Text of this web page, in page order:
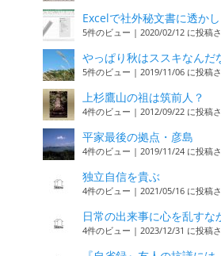
Excelで社外秘文書に透か
5件のビュー | 2020/02/12 に投稿
やっぱり秋はススキなんだ
5件のビュー | 2019/11/06 に投稿
上杉鷹山の祖は筑前人？
4件のビュー | 2012/09/22 に投稿
平家最後の拠点・彦島
4件のビュー | 2019/11/24 に投稿
独立自信を貴ぶ
4件のビュー | 2021/05/16 に投稿
日常の出来事に心を乱すな
4件のビュー | 2023/12/31 に投稿